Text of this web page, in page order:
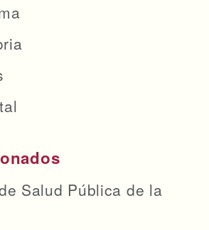
Salud Pública de la